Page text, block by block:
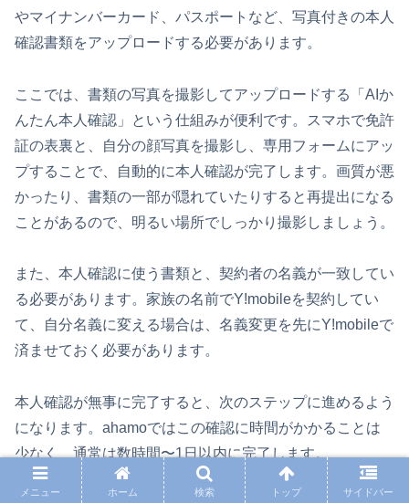
やマイナンバーカード、パスポートなど、写真付きの本人
確認書類をアップロードする必要があります。
ここでは、書類の写真を撮影してアップロードする「AIか
んたん本人確認」という仕組みが便利です。スマホで免許
証の表裏と、自分の顔写真を撮影し、専用フォームにアッ
プすることで、自動的に本人確認が完了します。画質が悪
かったり、書類の一部が隠れていたりすると再提出になる
ことがあるので、明るい場所でしっかり撮影しましょう。
また、本人確認に使う書類と、契約者の名義が一致してい
る必要があります。家族の名前でY!mobileを契約してい
て、自分名義に変える場合は、名義変更を先にY!mobileで
済ませておく必要があります。
本人確認が無事に完了すると、次のステップに進めるよう
になります。ahamoではこの確認に時間がかかることは
少なく、通常は数時間〜1日以内に完了します。
メニュー ホーム 検索 トップ サイドバー